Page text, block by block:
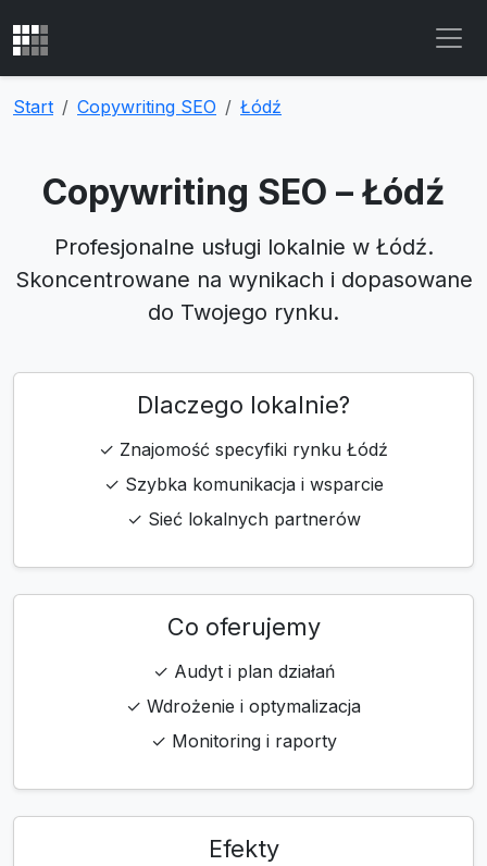
Start Copywriting SEO Łódź
Copywriting SEO – Łódź
Profesjonalne usługi lokalnie w Łódź.
Skoncentrowane na wynikach i dopasowane
do Twojego rynku.
Dlaczego lokalnie?
✓ Znajomość specyfiki rynku Łódź
✓ Szybka komunikacja i wsparcie
✓ Sieć lokalnych partnerów
Co oferujemy
✓ Audyt i plan działań
✓ Wdrożenie i optymalizacja
✓ Monitoring i raporty
Efekty